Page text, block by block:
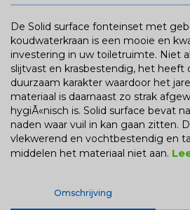
De Solid surface fonteinset met
koudwaterkraan is een mooie en
investering in uw toiletruimte. Niet
slijtvast en krasbestendig, het heeft
duurzaam karakter waardoor het
materiaal is daarnaast zo strak
hygiÃ«nisch is. Solid surface bevat
naden waar vuil in kan gaan zitten.
vlekwerend en vochtbestendig en
middelen het materiaal niet aan.
Omschrijving